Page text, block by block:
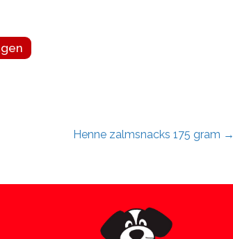
Henne zalmsnacks 175 gram →